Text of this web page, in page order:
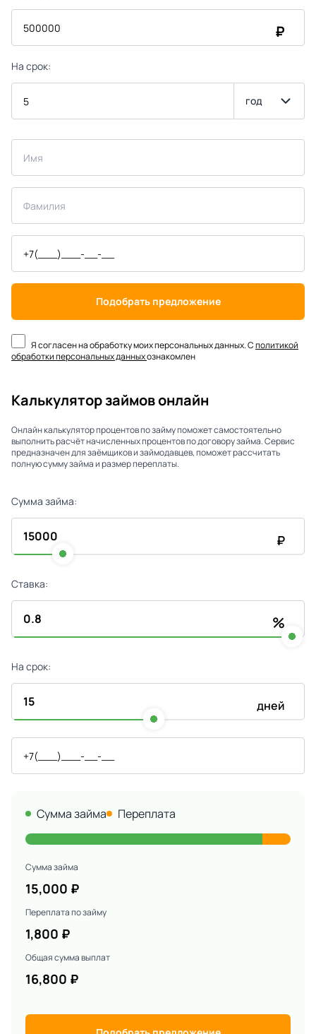
₽
На срок:
год
Подобрать предложение
Я согласен на обработку моих персональных данных. Сполитикой
обработки персональных данныхознакомлен
Калькулятор займов онлайн
Онлайн калькулятор процентов по займу поможет самостоятельно
выполнить расчёт начисленных процентов по договору займа. Сервис
предназначен для заёмщиков и займодавцев, поможет рассчитать
полную сумму займа и размер переплаты.
Сумма займа:
₽
Ставка:
%
На срок:
дней
Сумма займа Переплата
Сумма займа
15,000 ₽
Переплата по займу
1,800 ₽
Общая сумма выплат
16,800 ₽